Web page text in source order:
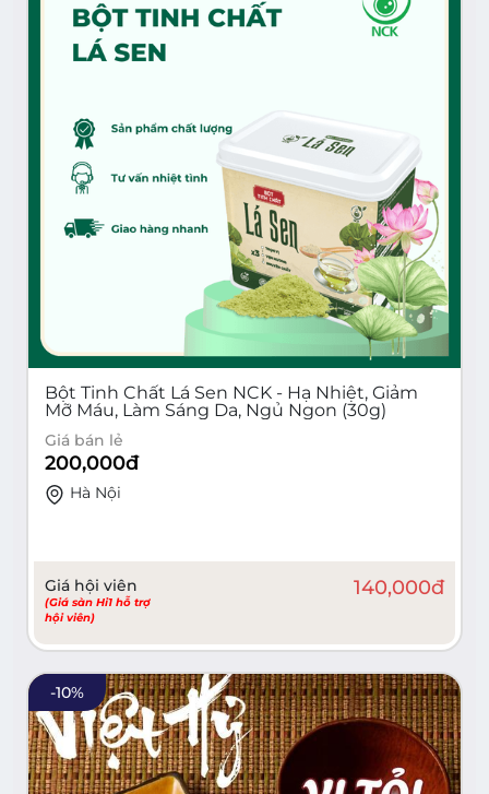
Bột Tinh Chất Lá Sen NCK - Hạ Nhiệt, Giảm
Mỡ Máu, Làm Sáng Da, Ngủ Ngon (30g)
Giá bán lẻ
200,000đ
Hà Nội
Giá hội viên
(Giá sàn Hi1 hỗ trợ
hội viên)
140,000đ
-10%